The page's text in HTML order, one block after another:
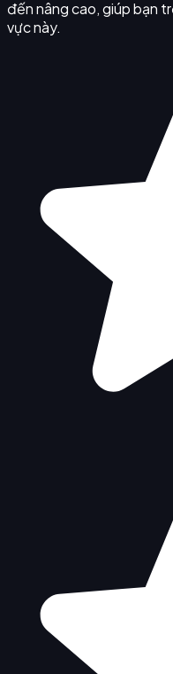
đến nâng cao, giúp bạn
vực này.